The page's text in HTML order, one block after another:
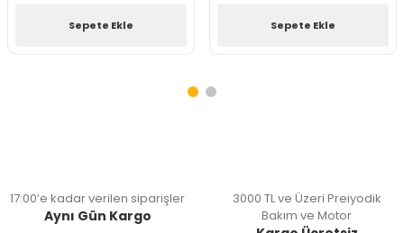
Sepete Ekle Sepete Ekle
17:00’e kadar verilen siparişler
Aynı Gün Kargo
3000 TL ve Üzeri Preiyodik
Bakım ve Motor